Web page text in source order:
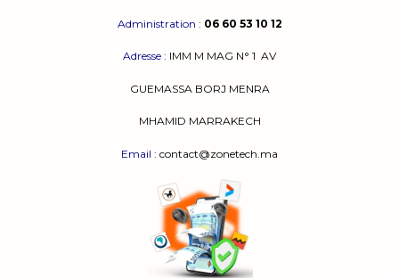
Administration : 06 60 53 10 12
Adresse : IMM M MAG N° 1 AV
GUEMASSA BORJ MENRA
MHAMID MARRAKECH
Email : contact@zonetech.ma